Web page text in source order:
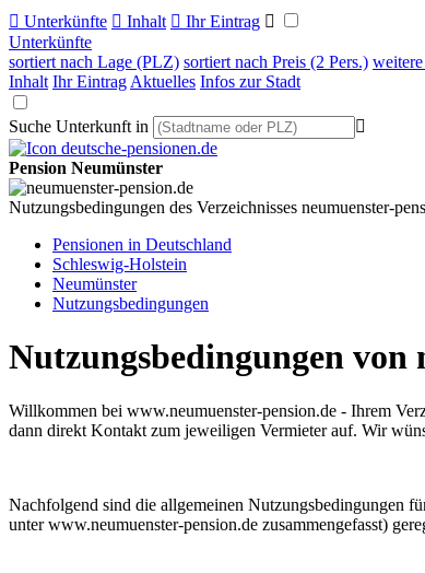
 Unterkünfte  Inhalt  Ihr Eintrag 
Unterkünfte
sortiert nach Lage (PLZ) sortiert nach Preis (2 Pers.)
Inhalt Ihr Eintrag Aktuelles Infos zur Stadt
Suche Unterkunft in 
Pension Neumünster
Nutzungsbedingungen des Verzeichnisses neumuenster-
Pensionen in Deutschland
Schleswig-Holstein
Neumünster
Nutzungsbedingungen
Nutzungsbedingungen von
Willkommen bei www.neumuenster-pension.de - Ihrem
dann direkt Kontakt zum jeweiligen Vermieter auf. Wir
Nachfolgend sind die allgemeinen Nutzungsbedingungen
unterwww.neumuenster-pension.de zusammengefasst)